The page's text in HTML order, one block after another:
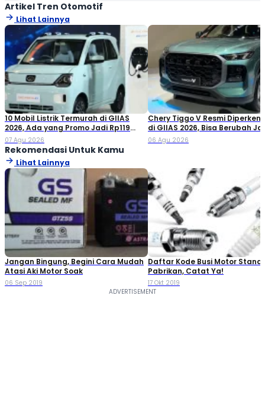
Artikel Tren Otomotif
Lihat Lainnya
10 Mobil Listrik Termurah di GIIAS
2026, Ada yang Promo Jadi Rp119
Jutaan!
07 Agu 2026
Chery Tiggo V Resmi
di GIIAS 2026, Bisa Berubah
Double Cabin
06 Agu 2026
Rekomendasi Untuk Kamu
Lihat Lainnya
Jangan Bingung, Begini Cara Mudah
Atasi Aki Motor Soak
06 Sep 2019
Daftar Kode Busi Motor
Pabrikan, Catat Ya!
17 Okt 2019